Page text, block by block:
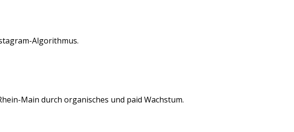
-Algorithmus.
Main durch organisches und paid Wachstum.